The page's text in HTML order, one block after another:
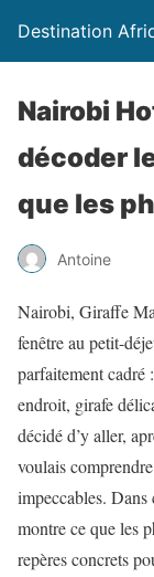
Destination
Nairobi
décoder
que les
Antoine
Nairobi, Giraffe
fenêtre au petit-
parfaitement cadré
endroit, girafe
décidé d’y aller,
voulais
impeccables.
montre ce que les
repères concrets